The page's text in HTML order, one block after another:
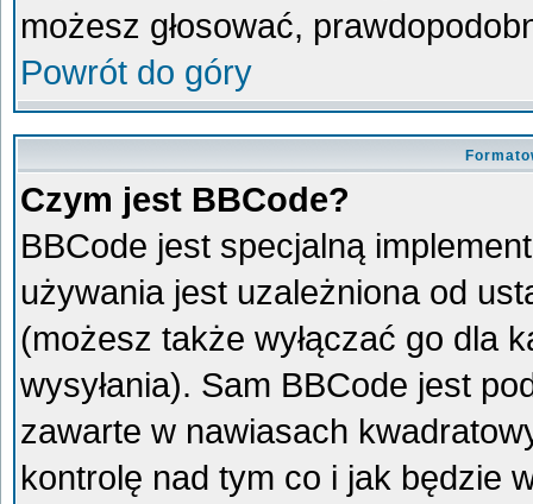
możesz głosować,
Powrót do góry
Czym jest BBCode?
BBCode jest specjalną
używania jest uzależniona od
(możesz także wyłączać go dla
wysyłania). Sam BBCode jest
zawarte w nawiasach
kontrolę nad tym co i jak będzie